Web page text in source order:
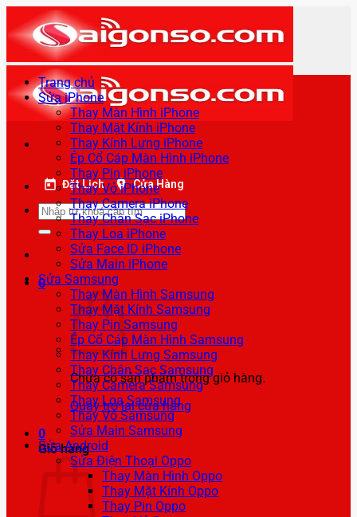
qua
nội
dung
Đặt Lịch Cửa Hàng
Tìm
kiếm:
0
Chưa có sản phẩm trong giỏ hàng.
Quay trở lại cửa hàng
0
Giỏ hàng
Trang chủ
Sửa iPhone
Thay Màn Hình iPhone
Thay Mặt Kính iPhone
Thay Kính Lưng iPhone
Ép Cổ Cáp Màn Hình iPhone
Thay Pin iPhone
Thay Vỏ iPhone
Thay Camera iPhone
Thay Chân Sạc iPhone
Thay Loa iPhone
Sửa Face ID iPhone
Sửa Main iPhone
Sửa Samsung
Thay Màn Hình Samsung
Thay Mặt Kính Samsung
Thay Pin Samsung
Ép Cổ Cáp Màn Hình Samsung
Thay Kính Lưng Samsung
Thay Chân Sạc Samsung
Thay Camera Samsung
Thay Loa Samsung
Thay Vỏ Samsung
Sửa Main Samsung
Sửa Android
Sửa Điện Thoại Oppo
Thay Màn Hình Oppo
Thay Mặt Kính Oppo
Thay Pin Oppo